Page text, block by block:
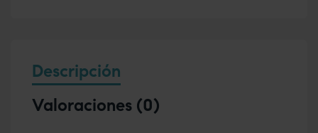
Descripción
Valoraciones (0)